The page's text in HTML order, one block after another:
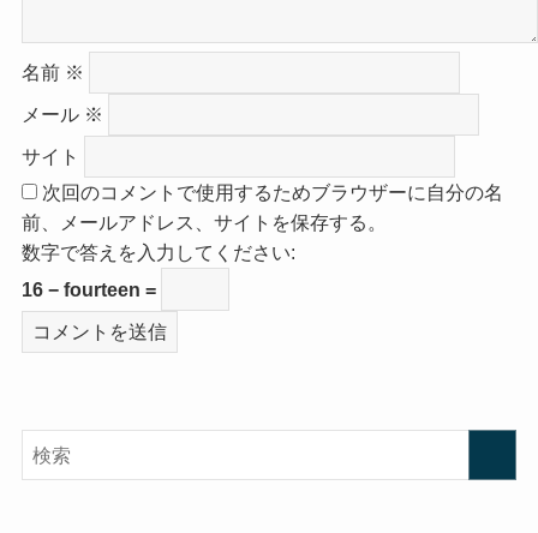
名前 ※
メール ※
サイト
次回のコメントで使用するためブラウザーに自分の名
前、メールアドレス、サイトを保存する。
数字で答えを入力してください:
16 − fourteen =